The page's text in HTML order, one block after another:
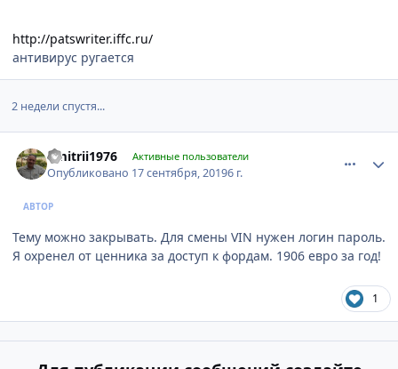
http://patswriter.iffc.ru/
антивирус ругается
2 недели спустя...
dmitrii1976 Активные пользователи
Опубликовано 17 сентября, 20196 г.
АВТОР
Тему можно закрывать. Для смены VIN нужен логин пароль.
Я охренел от ценника за доступ к фордам. 1906 евро за год!
1